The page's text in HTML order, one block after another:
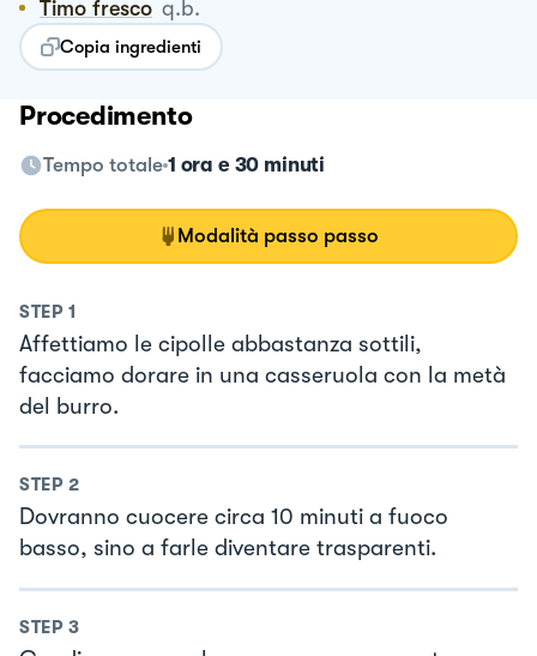
Timo fresco q.b.
Copia ingredienti
Procedimento
Tempo totale 1 ora e 30 minuti
Modalità passo passo
STEP 1
Affettiamo le cipolle abbastanza sottili,
facciamo dorare in una casseruola con la metà
del burro.
STEP 2
Dovranno cuocere circa 10 minuti a fuoco
basso, sino a farle diventare trasparenti.
STEP 3